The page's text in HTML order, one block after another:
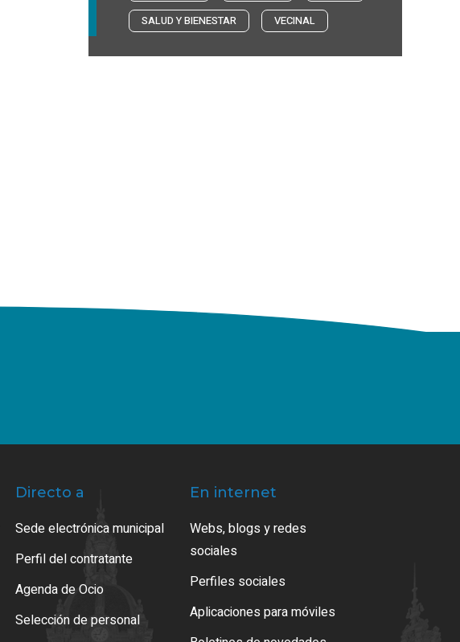
SALUD Y BIENESTAR
VECINAL
Directo a
Sede electrónica municipal
Perfil del contratante
Agenda de Ocio
Selección de personal
En internet
Webs, blogs y redes
sociales
Perfiles sociales
Aplicaciones para móviles